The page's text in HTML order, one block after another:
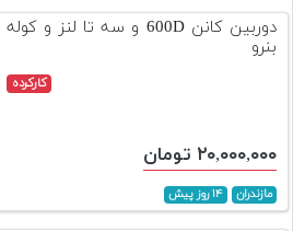
دوربین کانن 600D و سه تا لنز و کوله
بنرو
کارکرده
۲۰,۰۰۰,۰۰۰ تومان
مازندران ۱۴ روز پیش